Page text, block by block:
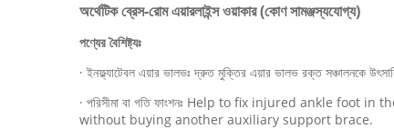
অর্থেটিক ব্রেস-রোম এয়ারলাইন্স ওয়াকার (কোণ সামঞ্জস্যযোগ্য)
পণ্যের বৈশিষ্ট্যঃ
· ইনফ্ল্যাটেবল এয়ার ভালভঃ দ্রুত মুক্তির এয়ার ভালভ রক্ত সঞ্চালনকে
· পরিসীমা বা গতি ফাংশনঃ Help to fix injured ankle
without buying another auxiliary support brace.